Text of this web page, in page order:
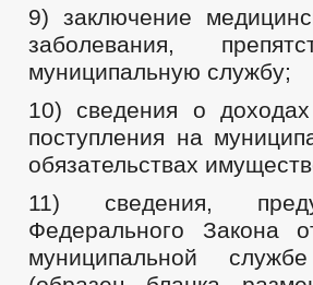
9) заключение
заболевания,
муниципальную службу;
10) сведения о
поступления на
обязательствах
11) сведения,
Федерального
муниципальной